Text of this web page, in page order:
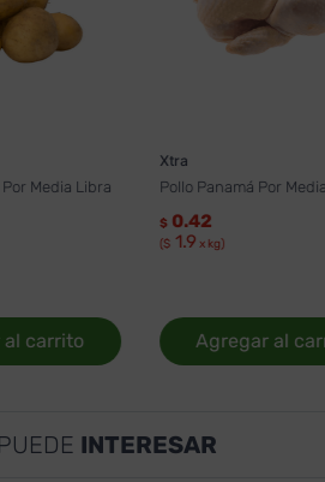
Media Libra
al carrito
Xtra
Pollo Panamá Por
$ 0.42
($ 1.9 x kg)
Agregar al
INTERESAR